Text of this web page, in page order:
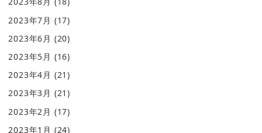
2023年7月 (17)
2023年6月 (20)
2023年5月 (16)
2023年4月 (21)
2023年3月 (21)
2023年2月 (17)
2023年1月 (24)